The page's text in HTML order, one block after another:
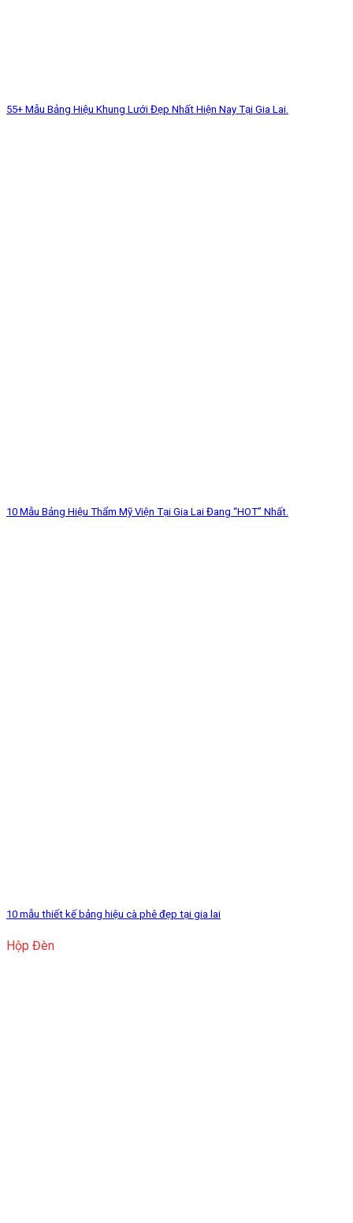
55+ Mẫu Bảng Hiệu Khung Lưới Đẹp Nhất Hiện Nay Tại Gia Lai.
10 Mẫu Bảng Hiệu Thẩm Mỹ Viện Tại Gia Lai Đang “HOT” Nhất.
10 mẫu thiết kế bảng hiệu cà phê đẹp tại gia lai
Hộp Đèn